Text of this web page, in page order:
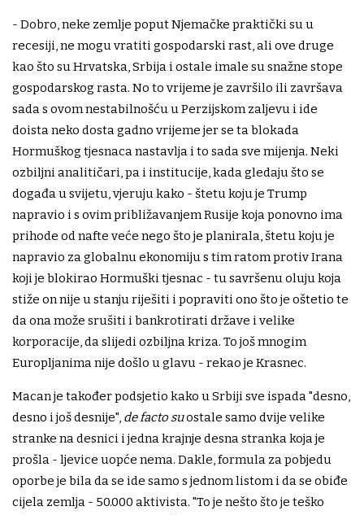
- Dobro, neke zemlje poput Njemačke praktički su u
recesiji, ne mogu vratiti gospodarski rast, ali ove druge
kao što su Hrvatska, Srbija i ostale imale su snažne stope
gospodarskog rasta. No to vrijeme je završilo ili završava
sada s ovom nestabilnošću u Perzijskom zaljevu i ide
doista neko dosta gadno vrijeme jer se ta blokada
Hormuškog tjesnaca nastavlja i to sada sve mijenja. Neki
ozbiljni analitičari, pa i institucije, kada gledaju što se
događa u svijetu, vjeruju kako - štetu koju je Trump
napravio i s ovim približavanjem Rusije koja ponovno ima
prihode od nafte veće nego što je planirala, štetu koju je
napravio za globalnu ekonomiju s tim ratom protiv Irana
koji je blokirao Hormuški tjesnac - tu savršenu oluju koja
stiže on nije u stanju riješiti i popraviti ono što je oštetio te
da ona može srušiti i bankrotirati države i velike
korporacije, da slijedi ozbiljna kriza. To još mnogim
Europljanima nije došlo u glavu - rekao je Krasnec.
Macan je također podsjetio kako u Srbiji sve ispada "desno,
desno i još desnije", de facto suostale samo dvije velike
stranke na desnici i jedna krajnje desna stranka koja je
prošla - ljevice uopće nema. Dakle, formula za pobjedu
oporbe je bila da se ide samo s jednom listom i da se obiđe
cijela zemlja - 50.000 aktivista. "To je nešto što je teško